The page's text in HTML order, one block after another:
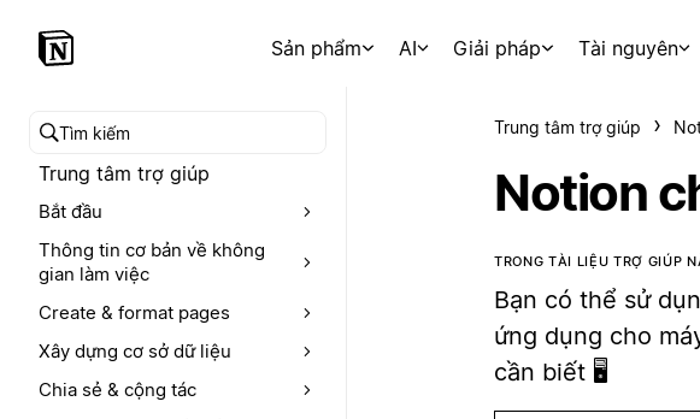
Sản phẩm AI Giải pháp Tài nguyên
Tìm kiếm trong trung tâm trợ giúp
Trung tâm trợ giúp
Bắt đầu
Thông tin cơ bản về không
gian làm việc
Create & format pages
Xây dựng cơ sở dữ liệu
Chia sẻ & cộng tác
Trung tâm trợ giúp
Notion
TRONG TÀI LIỆU TRỢ GIÚP
Bạn có thể sử
ứng dụng cho
cần biết 🖥️